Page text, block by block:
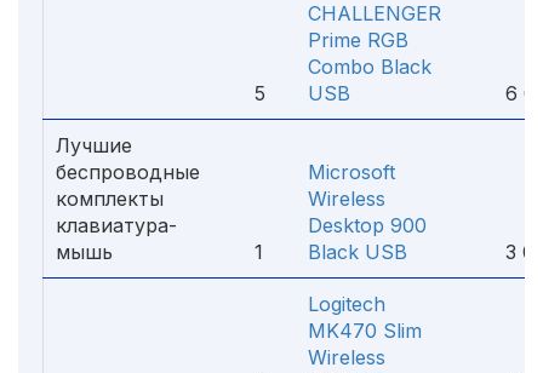
5
CHALLENGER
Prime RGB
Combo Black
USB
6
Лучшие
беспроводные
комплекты
клавиатура-
мышь
1
Microsoft
Wireless
Desktop 900
Black USB
3
Logitech
MK470 Slim
Wireless